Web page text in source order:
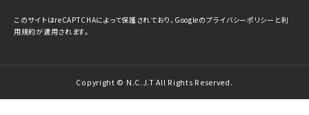
Copyright © N.C.J.T All Rights Reserved.
このサイトはreCAPTCHAによって保護されており、Googleのプライバシーポリシー と利
用規約が適用されます。